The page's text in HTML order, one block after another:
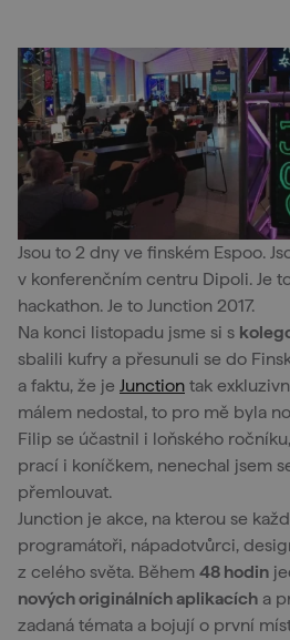
Jsou to 2 dny ve finském Espoo.
v konferenčním centru Dipoli. Je
hackathon. Je to Junction 2017.
Na konci listopadu jsme si s
sbalili kufry a přesunuli se do
a faktu, že je Junction tak
málem nedostal, to pro mě byla
Filip se účastnil i loňského
prací i koníčkem, nenechal jsem
přemlouvat.
Junction je akce, na kterou se
programátoři, nápadotvůrci,
z celého světa. Během 48 hodin
nových originálních aplikacích a
zadaná témata a bojují o první